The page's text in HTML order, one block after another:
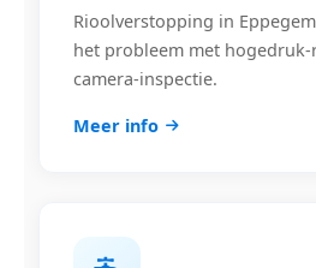
Rioolverstopping in
het probleem met
camera-inspectie.
Meer info